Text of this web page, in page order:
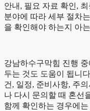
안내, 필요 자료 확인,
분야에 따라 세부 절차
을 확인해야 하는지 아
강남하수구막힘 진행
두는 것도 도움이 됩니
건, 일정, 준비사항, 주
나 다시 문의할 때 혼선
함께 확인하는 경우에